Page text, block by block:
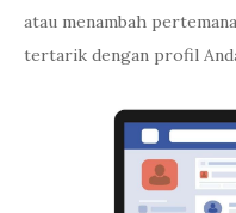
atau menambah
tertarik dengan profil